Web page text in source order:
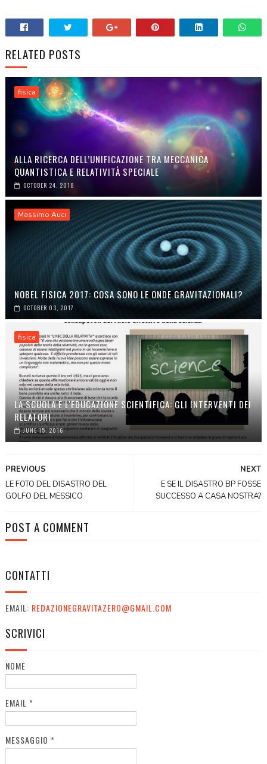
RELATED POSTS
fisica
ALLA RICERCA DELL’UNIFICAZIONE TRA MECCANICA
QUANTISTICA E RELATIVITÀ SPECIALE
OCTOBER 24, 2018
Massimo Auci
NOBEL FISICA 2017: COSA SONO LE ONDE GRAVITAZIONALI?
OCTOBER 03, 2017
fisica
LA SCUOLA E L'EDUCAZIONE SCIENTIFICA: GLI INTERVENTI DEI
RELATORI
JUNE 15, 2016
NEXT
E SE IL DISASTRO BP FOSSE
SUCCESSO A CASA NOSTRA?
PREVIOUS
LE FOTO DEL DISASTRO DEL
GOLFO DEL MESSICO
POST A COMMENT
CONTATTI
EMAIL: REDAZIONEGRAVITAZERO@GMAIL.COM
SCRIVICI
NOME
EMAIL *
MESSAGGIO *